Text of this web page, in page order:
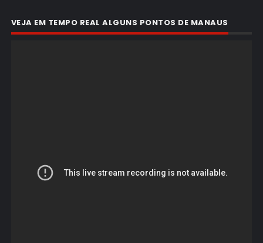
VEJA EM TEMPO REAL ALGUNS PONTOS DE MANAUS